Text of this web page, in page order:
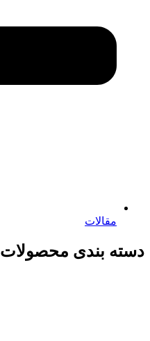
مقالات
دسته بندی محصولات